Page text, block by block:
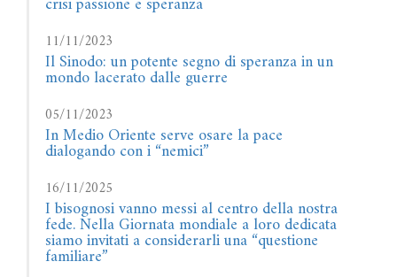
11/11/2023
Il Sinodo: un potente segno di speranza in un
mondo lacerato dalle guerre
05/11/2023
In Medio Oriente serve osare la pace
dialogando con i “nemici”
16/11/2025
I bisognosi vanno messi al centro della nostra
fede. Nella Giornata mondiale a loro dedicata
siamo invitati a considerarli una “questione
familiare”